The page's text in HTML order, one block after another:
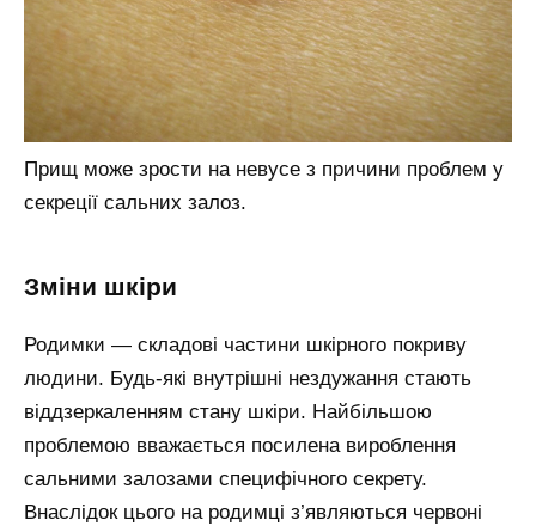
Прищ може зрости на невусе з причини проблем у
секреції сальних залоз.
зміни шкіри
Родимки — складові частини шкірного покриву
людини. Будь-які внутрішні нездужання стають
віддзеркаленням стану шкіри. Найбільшою
проблемою вважається посилена вироблення
сальними залозами специфічного секрету.
Внаслідок цього на родимці з’являються червоні